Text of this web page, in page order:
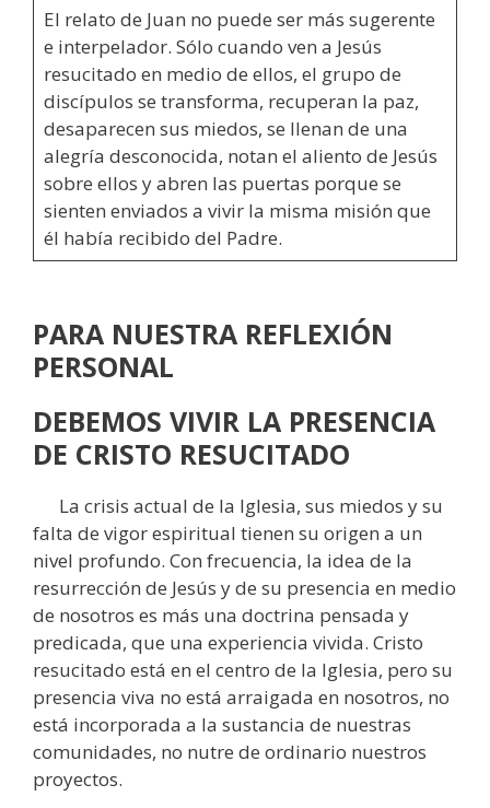
El relato de Juan no puede ser más sugerente
e interpelador. Sólo cuando ven a Jesús
resucitado en medio de ellos, el grupo de
discípulos se transforma, recuperan la paz,
desaparecen sus miedos, se llenan de una
alegría desconocida, notan el aliento de Jesús
sobre ellos y abren las puertas porque se
sienten enviados a vivir la misma misión que
él había recibido del Padre.
PARA NUESTRA REFLEXIÓN
PERSONAL
DEBEMOS VIVIR LA PRESENCIA
DE CRISTO RESUCITADO
La crisis actual de la Iglesia, sus miedos y su
falta de vigor espiritual tienen su origen a un
nivel profundo. Con frecuencia, la idea de la
resurrección de Jesús y de su presencia en medio
de nosotros es más una doctrina pensada y
predicada, que una experiencia vivida. Cristo
resucitado está en el centro de la Iglesia, pero su
presencia viva no está arraigada en nosotros, no
está incorporada a la sustancia de nuestras
comunidades, no nutre de ordinario nuestros
proyectos.